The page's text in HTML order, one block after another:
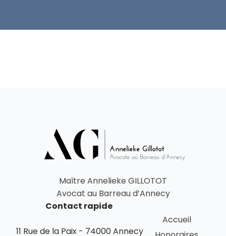
Maître Annelieke GILLOTOT
Avocat au Barreau d’Annecy
Contact rapide
11 Rue de la Paix - 74000 Annecy
Accueil